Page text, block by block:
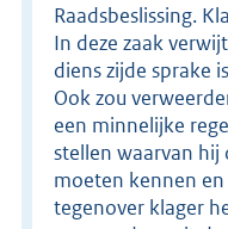
Raadsbeslissing.
In deze zaak
diens zijde sprake
Ook zou
een minnelijke
stellen waarvan
moeten kennen
tegenover klager